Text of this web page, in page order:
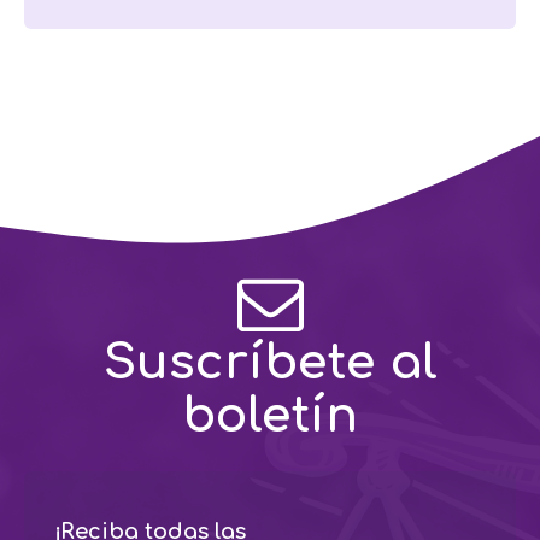
Suscríbete al
boletín
¡Reciba todas las